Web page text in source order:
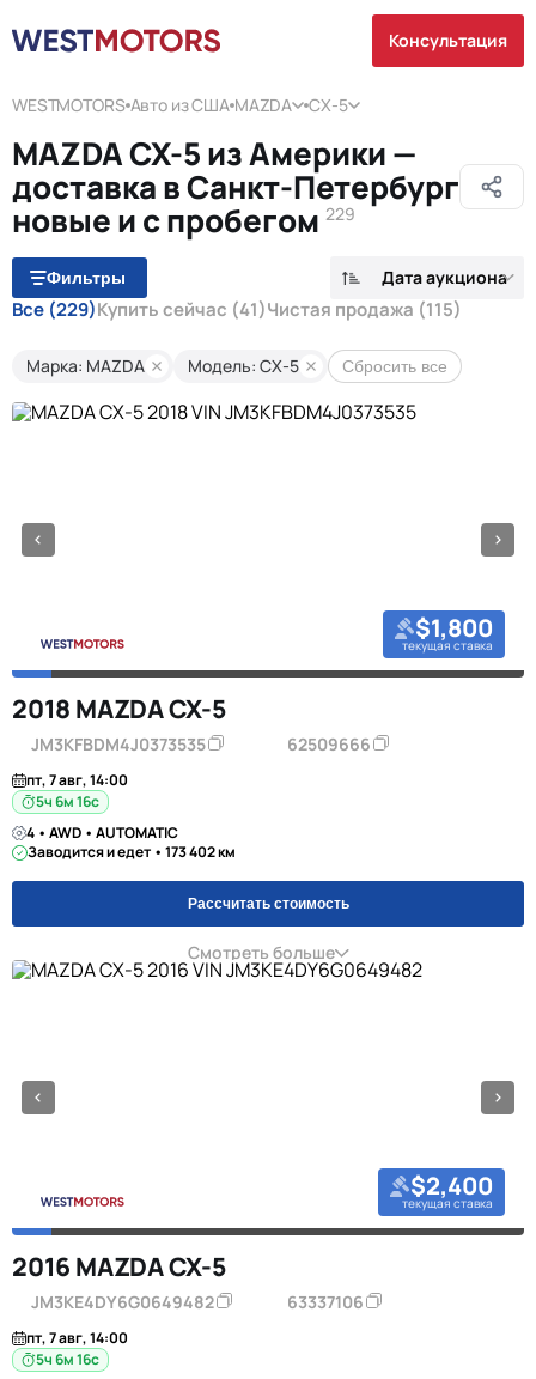
Консультация
WESTMOTORS Авто из США MAZDA CX-5
MAZDA CX-5 из Америки —
доставка в Санкт-Петербург
новые и с пробегом 229
Фильтры Дата аукциона
Все (229)Купить сейчас (41)Чистая продажа (115)
Марка: MAZDA Модель: CX-5 Сбросить все
$1,800
текущая ставка
2018 MAZDA CX-5
JM3KFBDM4J0373535 62509666
пт, 7 авг, 14:00
5ч 6м 16с
4 • AWD • AUTOMATIC
Заводится и едет • 173 402 км
Рассчитать стоимость
Смотреть больше
$2,400
текущая ставка
2016 MAZDA CX-5
JM3KE4DY6G0649482 63337106
пт, 7 авг, 14:00
5ч 6м 16с